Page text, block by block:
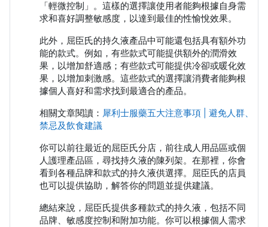
「輕微控制」。這樣的選擇讓使用者能夠根據自身需
求和喜好調整敏感度，以達到最佳的性愉悅效果。
此外，屈臣氏的持久液產品中可能還包括具有額外功
能的款式。例如，有些款式可能提供額外的潤滑效
果，以增加舒適感；有些款式可能提供冷卻或暖化效
果，以增加刺激感。這些款式的選擇讓消費者能夠根
據個人喜好和需求找到最適合的產品。
相關文章閱讀： 犀利士服藥五大注意事項 | 避免人群、
禁忌及飲食建議
你可以前往最近的屈臣氏分店，前往成人用品區或個
人護理產品區，尋找持久液的陳列架。在那裡，你會
看到各種品牌和款式的持久液供選擇。屈臣氏的店員
也可以提供協助，解答你的問題並提供建議。
總結來說，屈臣氏提供多種款式的持久液，包括不同
品牌、敏感度控制和附加功能。你可以根據個人需求